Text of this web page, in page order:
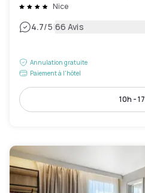
Nice
4.7/5|66 Avis
Annulation gratuite
Paiement à l'hôtel
10h -